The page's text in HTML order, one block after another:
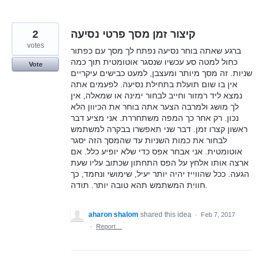
קיצור זמן מסך פרטי נסיעה
ברגע שאתה בוחר נסיעה נפתח לך מסך עם כפתור
כחול למטה סע עכשיו שנסגר אוטומטית תוך כמה
שניות. זה מסך מיותר ומעצבן, למעט כבישים עיקריים
אין בו שום תועלת בתחילת נסיעה. לפעמים אתה
נמצא ליד רמזור וחייב לבחור ימינה או שמאלה, אין
לך מושג ולמרבה הצער אתה בוחר את הכיוון הלא
נכון. רק אחר כך המפה משתחררת. אני מציע דבר
ראשון קצרו זמן. דבר שני תאפשרו בבקרה למשתמש
לבחור את כמות השניות עד שהמסך הזה יסגר
אוטומטית. אני אבחר אפס כדי שלא יופיע כלל. אם
ארצה אותו אלחץ על הפס התחתון שכתוב עליו שעת
הגעה. ככל שהווייז יהיה יותר יעיל, שימושי ונחמד, כך
2
votes
Vote
aharon shalom shared this idea ·
Feb 7, 2017
·
Report…